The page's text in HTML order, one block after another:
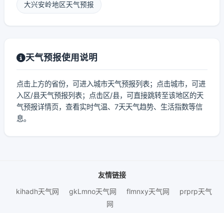
大兴安岭地区天气预报
天气预报使用说明
点击上方的省份，可进入城市天气预报列表；点击城市，可进
入区/县天气预报列表；点击区/县，可直接跳转至该地区的天
气预报详情页，查看实时气温、7天天气趋势、生活指数等信
息。
友情链接
kihadh天气网
gkLmno天气网 flmnxy天气网
prprp天气
网